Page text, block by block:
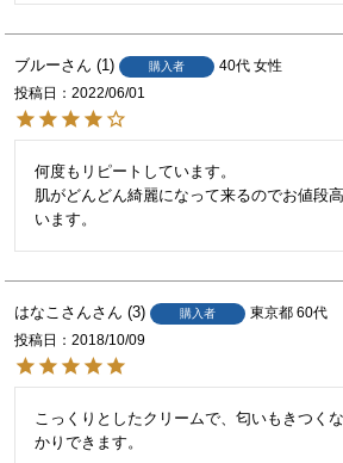
ブルー 1 購入者 40代 女性
投稿日
2022/06/01
何度もリピートしています。
肌がどんどん綺麗になって来るのでお値段
はなこさん 3 購入者 東京都 60代
投稿日
2018/10/09
こっくりとしたクリームで、匂いもきつく
かりできます。